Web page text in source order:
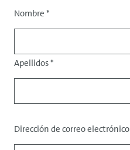
Tratamiento
Nombre *
Apellidos*
Datos
de
Dirección de correo electrónico